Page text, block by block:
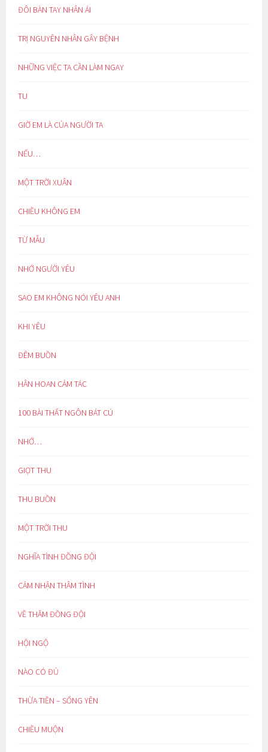
ĐÔI BÀN TAY NHÂN ÁI
TRỊ NGUYÊN NHÂN GÂY BỆNH
NHỮNG VIỆC TA CẦN LÀM NGAY
TU
GIỜ EM LÀ CỦA NGƯỜI TA
NẾU…
MỘT TRỜI XUÂN
CHIỀU KHÔNG EM
TỪ MẪU
NHỚ NGƯỜI YÊU
SAO EM KHÔNG NÓI YÊU ANH
KHI YÊU
ĐÊM BUỒN
HÂN HOAN CẢM TÁC
100 BÀI THẤT NGÔN BÁT CÚ
NHỚ…
GIỌT THU
THU BUỒN
MỘT TRỜI THU
NGHĨA TÌNH ĐỒNG ĐỘI
CẢM NHẬN THÂM TÌNH
VỀ THĂM ĐỒNG ĐỘI
HỘI NGỘ
NÀO CÓ ĐỦ
THỪA TIỀN – SỐNG YÊN
CHIỀU MUỘN